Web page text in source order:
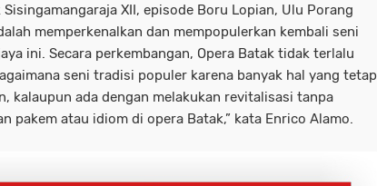
Sisingamangaraja XII, episode Boru Lopian, Ulu Porang
memperkenalkan dan mempopulerkan kembali seni
ini. Secara perkembangan, Opera Batak tidak terlalu
seni tradisi populer karena banyak hal yang tetap
kalaupun ada dengan melakukan revitalisasi tanpa
pakem atau idiom di opera Batak,” kata Enrico Alamo.